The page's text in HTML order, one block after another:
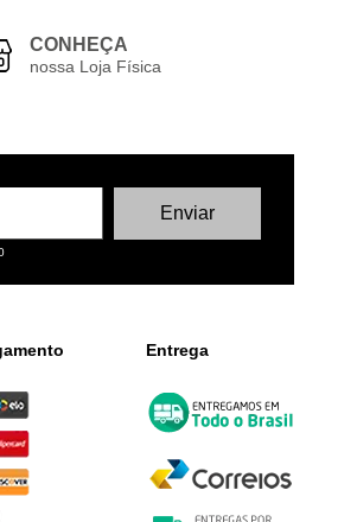
CONHEÇA
nossa Loja Física
Entrega